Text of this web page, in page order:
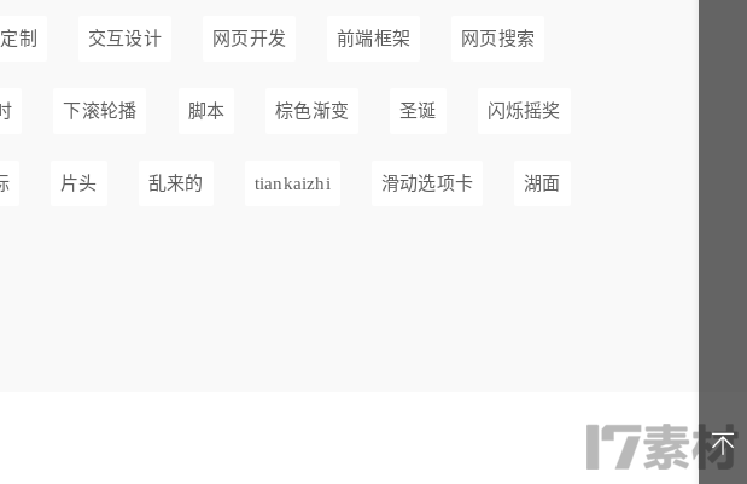
制 交互设计 网页开发 前端框架 网页搜索
下滚轮播 脚本 棕色渐变 圣诞 闪烁摇奖
片头 乱来的 tiankaizhi 滑动选项卡 湖面